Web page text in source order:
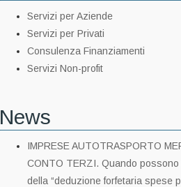
Servizi per Aziende
Servizi per Privati
Consulenza Finanziamenti
Servizi Non-profit
News
IMPRESE AUTOTRASPORTO
CONTO TERZI. Quando
della “deduzione forfetaria spese